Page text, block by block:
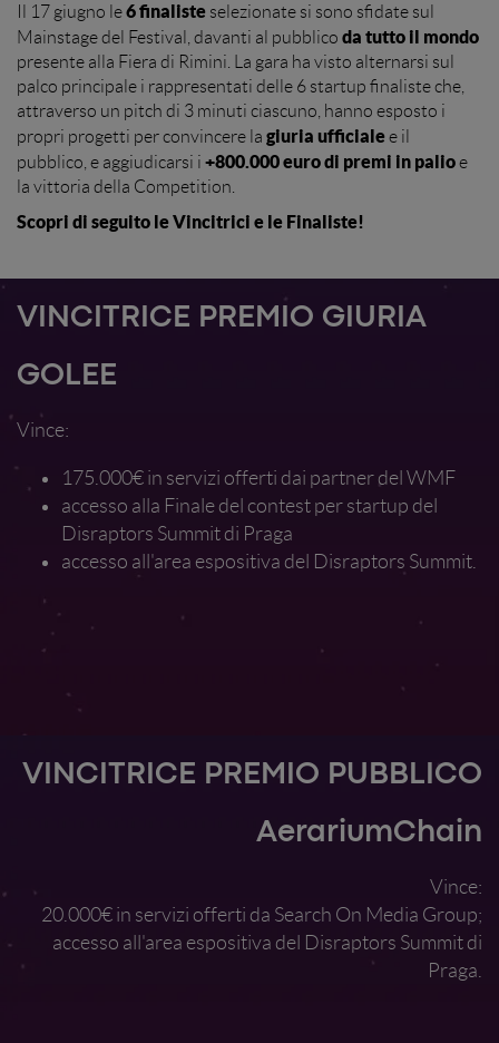
Il 17 giugno le6 finaliste selezionate si sono sfidate sul
Mainstage del Festival, davanti al pubblico da tutto il mondo
presente alla Fiera di Rimini. La gara ha visto alternarsi sul
palco principale i rappresentati delle 6 startup finaliste che,
attraverso un pitch di 3 minuti ciascuno, hanno esposto i
propri progetti per convincere la giuria ufficialee il
pubblico, e aggiudicarsi i +800.000 euro di premi in palioe
la vittoria della Competition.
Scopri di seguito le Vincitrici e le Finaliste!
VINCITRICE PREMIO GIURIA
GOLEE
Vince:
175.000€ in servizi offerti dai partner del WMF
accesso alla Finale del contest per startup del
Disraptors Summit di Praga
accesso all'area espositiva del Disraptors Summit.
VINCITRICE PREMIO PUBBLICO
AerariumChain
Vince:
20.000€ in servizi offerti da Search On Media Group;
accesso all'area espositiva del Disraptors Summit di
Praga.